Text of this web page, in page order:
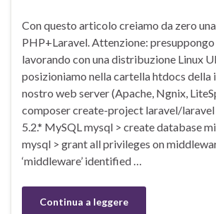
Con questo articolo creiamo da zero
PHP+Laravel. Attenzione:
lavorando con una distribuzione Linux
posizioniamo nella cartella htdocs della
nostro web server (Apache, Ngnix,
composer create-project laravel/
5.2.* MySQL mysql > create database
mysql > grant all privileges on
‘middleware’ identified …
Continua a leggere